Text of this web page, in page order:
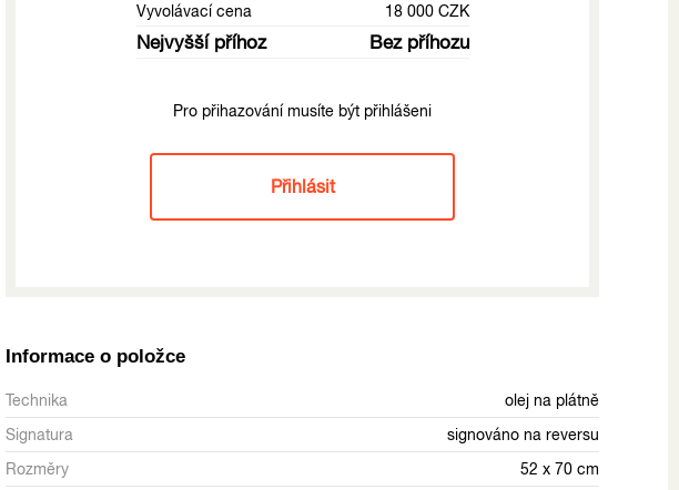
Vyvolávací cena 18 000 CZK
Nejvyšší příhoz Bez příhozu
Pro přihazování musíte být přihlášeni
Přihlásit
Informace o položce
Technika
olej na plátně
Signatura
signováno na reversu
Rozměry
52 x 70 cm